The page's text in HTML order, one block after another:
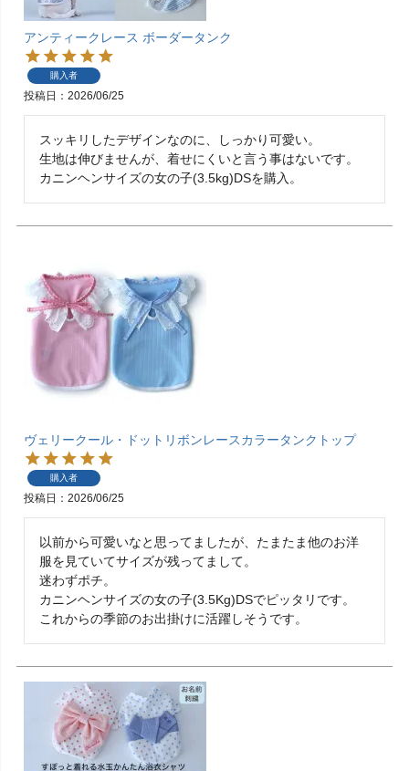
アンティークレース ボーダータンク
購入者
投稿日 2026/06/25
スッキリしたデザインなのに、しっかり可愛い。
生地は伸びませんが、着せにくいと言う事はないです。
カニンヘンサイズの女の子(3.5kg)DSを購入。
ヴェリークール・ドットリボンレースカラータンクトップ
購入者
投稿日 2026/06/25
以前から可愛いなと思ってましたが、たまたま他のお洋
服を見ていてサイズが残ってまして。
迷わずポチ。
カニンヘンサイズの女の子(3.5Kg)DSでピッタリです。
これからの季節のお出掛けに活躍しそうです。